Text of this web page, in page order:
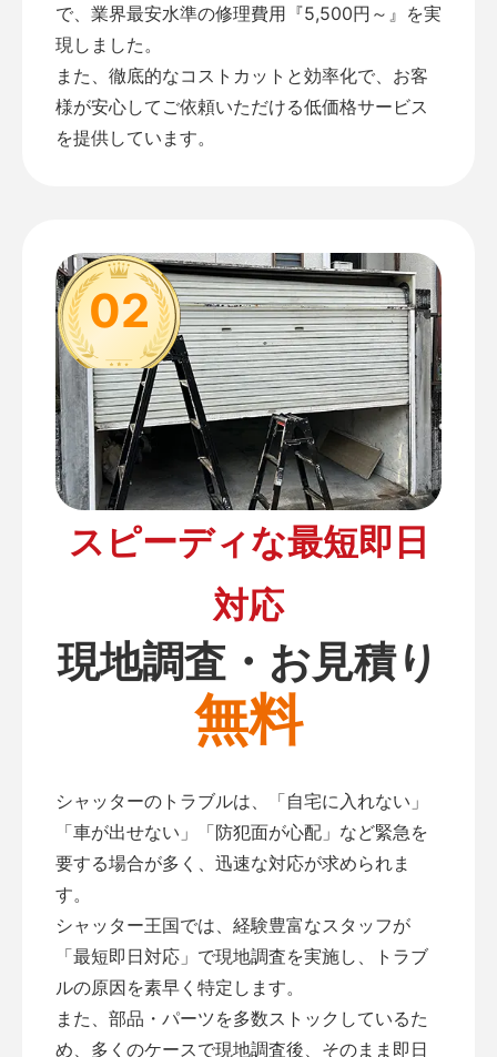
で、業界最安水準の修理費用『5,500円～』を実
現しました。
また、徹底的なコストカットと効率化で、お客
様が安心してご依頼いただける低価格サービス
を提供しています。
02
スピーディな最短即日
対応
現地調査・お見積り
無料
シャッターのトラブルは、「自宅に入れない」
「車が出せない」「防犯面が心配」など緊急を
要する場合が多く、迅速な対応が求められま
す。
シャッター王国では、経験豊富なスタッフが
「最短即日対応」で現地調査を実施し、トラブ
ルの原因を素早く特定します。
また、部品・パーツを多数ストックしているた
め、多くのケースで現地調査後、そのまま即日